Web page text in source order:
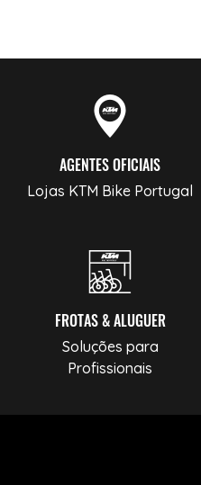
AGENTES OFICIAIS
Lojas KTM Bike Portugal
FROTAS & ALUGUER
Soluções para
Profissionais